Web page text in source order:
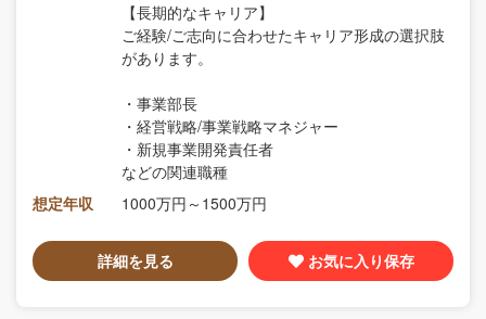
【長期的なキャリア】
ご経験/ご志向に合わせたキャリア形成の選択肢
があります。
・事業部長
・経営戦略/事業戦略マネジャー
・新規事業開発責任者
などの関連職種
想定年収
1000万円～1500万円
詳細を見る お気に入り保存